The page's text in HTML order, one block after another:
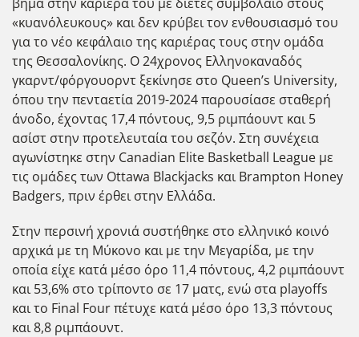
«κυανόλευκους» και δεν κρύβει τον ενθουσιασμό του
για το νέο κεφάλαιο της καριέρας τους στην ομάδα
της Θεσσαλονίκης. Ο 24χρονος Ελληνοκαναδός
γκαρντ/φόργουορντ ξεκίνησε στο Queen’s University,
όπου την πενταετία 2019-2024 παρουσίασε σταθερή
άνοδο, έχοντας 17,4 πόντους, 9,5 ριμπάουντ και 5
ασίστ στην προτελευταία του σεζόν. Στη συνέχεια
αγωνίστηκε στην Canadian Elite Basketball League με
τις ομάδες των Ottawa Blackjacks και Brampton Honey
Badgers, πριν έρθει στην Ελλάδα.
Στην περσινή χρονιά συστήθηκε στο ελληνικό κοινό
αρχικά με τη Μύκονο και με την Μεγαρίδα, με την
οποία είχε κατά μέσο όρο 11,4 πόντους, 4,2 ριμπάουντ
και 53,6% στο τρίποντο σε 17 ματς, ενώ στα playoffs
και το Final Four πέτυχε κατά μέσο όρο 13,3 πόντους
και 8,8 ριμπάουντ.